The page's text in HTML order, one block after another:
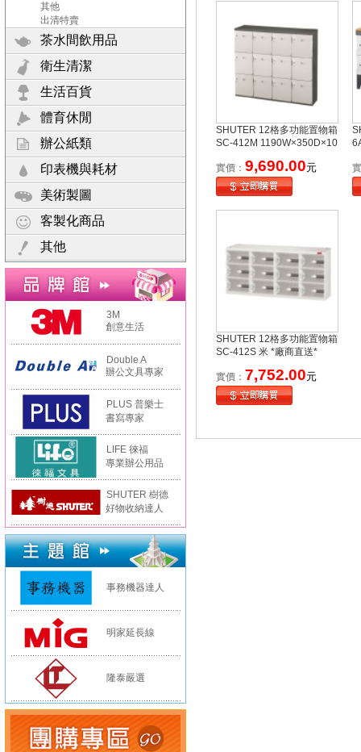
其他
出清特賣
茶水間飲用品
衛生清潔
生活百貨
體育休閒
辦公紙類
印表機與耗材
美術製圖
客製化商品
其他
3M
創意生活
Double A
辦公文具專家
PLUS 普樂士
書寫專家
LIFE 徠福
專業辦公用品
SHUTER 樹德
好物收納達人
事務機器達人
明家延長線
隆泰嚴選
SHUTER 12格多功能置物箱
SC-412M 1190W×350D×10
實價： 9,690.00元
SHUTER 12格多功能置物箱
SC-412S 米 *廠商直送*
實價： 7,752.00元